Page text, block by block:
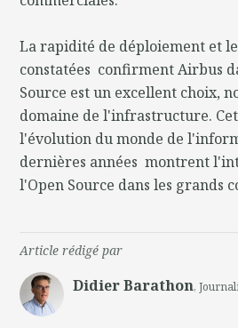
La rapidité de déploiement et
constatées confirment Airbus
Source est un excellent choix,
domaine de l'infrastructure.
l'évolution du monde de
dernières années montrent
l'Open Source dans les grands
Article rédigé par
Didier Barathon,